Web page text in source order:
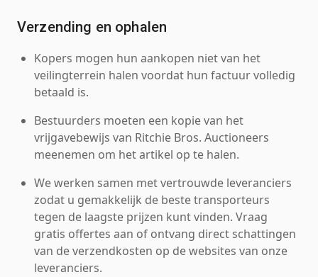
Verzending en ophalen
Kopers mogen hun aankopen niet van het
veilingterrein halen voordat hun factuur volledig
betaald is.
Bestuurders moeten een kopie van het
vrijgavebewijs van Ritchie Bros. Auctioneers
meenemen om het artikel op te halen.
We werken samen met vertrouwde leveranciers
zodat u gemakkelijk de beste transporteurs
tegen de laagste prijzen kunt vinden. Vraag
gratis offertes aan of ontvang direct schattingen
van de verzendkosten op de websites van onze
leveranciers.